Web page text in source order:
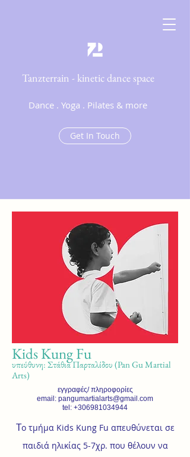
Get In Touch
Tanzterrain - kinetic dance space
Dance . Yoga . Pilates & more
Kids Kung Fu
υπεύθυνη: Στάθια Παρταλίδου (Pan Gu Martial
Arts)
εγγραφές/ πληροφορίες
email: pangumartialarts@gmail.com
tel: +306981034944
Το τμήμα Kids Kung Fu απευθύνεται σε
παιδιά ηλικίας 5-7χρ. που θέλουν να